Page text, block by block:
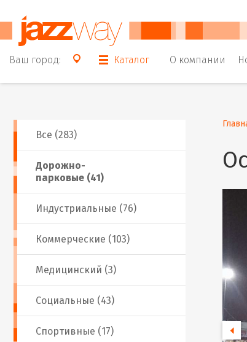
Ваш город: Каталог О компании
Все (283)
Дорожно-
парковые (41)
Индустриальные (76)
Коммерческие (103)
Медицинский (3)
Социальные (43)
Спортивные (17)